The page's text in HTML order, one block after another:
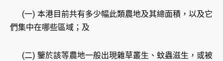
(一) 本港目前共有多少幅此類農地及其總面積，以及它
們集中在哪些區域；及
(二) 鑒於該等農地一般出現雜草叢生、蚊蟲滋生，或被